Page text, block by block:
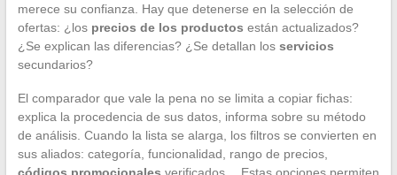
merece su confianza. Hay que detenerse en la selección de
ofertas: ¿los precios de los productos están actualizados?
¿Se explican las diferencias? ¿Se detallan los servicios
secundarios?
El comparador que vale la pena no se limita a copiar fichas:
explica la procedencia de sus datos, informa sobre su método
de análisis. Cuando la lista se alarga, los filtros se convierten en
sus aliados: categoría, funcionalidad, rango de precios,